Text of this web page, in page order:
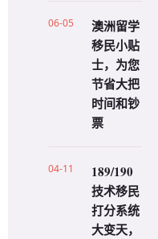
06-05
澳洲留学
移民小贴
士，为您
节省大把
时间和钞
票
04-11
189/190
技术移民
打分系统
大变天，